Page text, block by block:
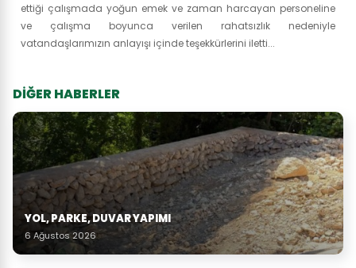
ettiği çalışmada yoğun emek ve zaman harcayan personeline
ve çalışma boyunca verilen rahatsızlık nedeniyle
vatandaşlarımızın anlayışı içinde teşekkürlerini iletti...
DİĞER HABERLER
YOL, PARKE, DUVAR YAPIMI
6 Ağustos 2026